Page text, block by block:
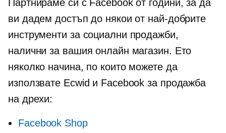
Партнираме си с Facebook от години, за да
ви дадем достъп до някои от най-добрите
инструменти за социални продажби,
налични за вашия онлайн магазин. Ето
няколко начина, по които можете да
използвате Ecwid и Facebook за продажба
на дрехи:
Facebook Shop